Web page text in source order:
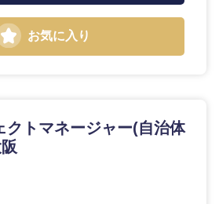
お気に入り
クトマネージャー(自治体